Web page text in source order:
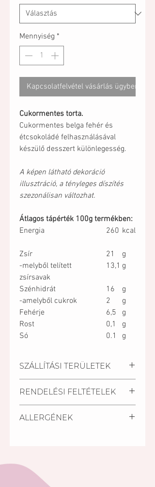
Mennyiség *
Kapcsolatfelvétel vásárlás ügyben
Cukormentes torta.
Cukormentes belga fehér és
étcsokoládé felhasználásával
készülő desszert különlegesség.
A képen látható dekoráció
illusztráció, a tényleges díszítés
szezonálisan változhat.
Átlagos tápérték 100g termékben:
Energia
260 kcal
Zsír 21
g
-melyből telített
zsírsavak
13,1 g
Szénhidrát 16
g
-amelyből cukrok
2
g
Fehérje
6,5
g
Rost
0,1
g
Só
0.1 g
SZÁLLÍTÁSI TERÜLETEK
Pécs, Kozármisleny, Keszü,
Pellérd, Nagykozár.
Személyes átvétel:
szintjén az INTERSPAR-ral
RENDELÉSI FELTÉTELEK
megrendelés beérkezésétől
tortáink közül S.O.S torta
megjelölésű tortáink közül.
ALLERGÉNEK